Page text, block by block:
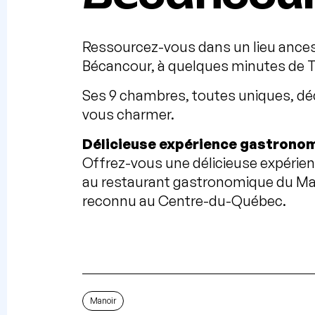
Ressourcez-vous dans un lieu
Bécancour, à quelques minutes de
Ses 9 chambres, toutes uniques,
vous charmer.
Délicieuse expérience
Offrez-vous une délicieuse
au restaurant gastronomique du
reconnu au Centre-du-Québec.
Manoir